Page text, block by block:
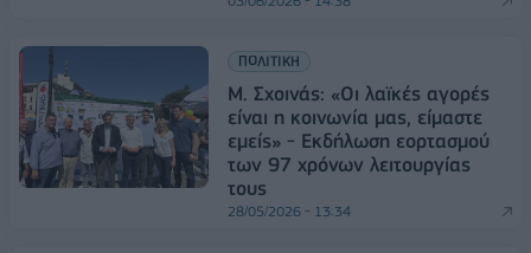
ΠΟΛΙΤΙΚΗ
Μ. Σχοινάς: «Οι λαϊκές αγορές
είναι η κοινωνία μας, είμαστε
εμείς» - Εκδήλωση εορτασμού
των 97 χρόνων λειτουργίας
τους
28/05/2026 - 13:34